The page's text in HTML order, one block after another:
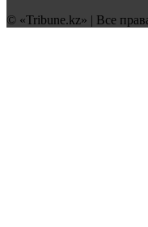
© «Tribune.kz» | Все